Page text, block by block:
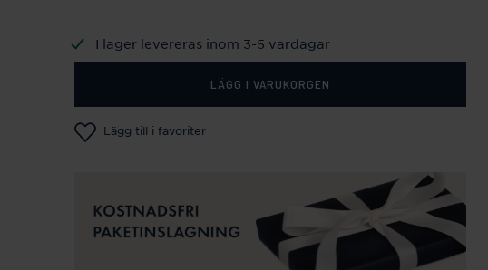
I lager levereras inom 3-5 vardagar
LÄGG I VARUKORGEN
Lägg till i favoriter